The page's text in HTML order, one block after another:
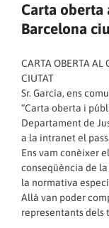
Carta oberta
Barcelona
CARTA OBERTA AL
CIUTAT
Sr. García, ens
“Carta oberta i
Departament de
a la intranet el
Ens vam conèixer
conseqüència de la
la normativa
Allà van poder
representants dels